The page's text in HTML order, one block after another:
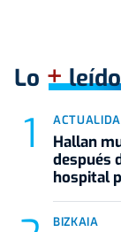
Lo +leído
Hallan
después
hospital
BIZKAIA